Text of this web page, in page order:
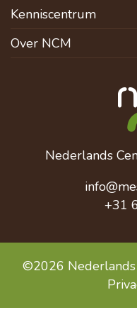
Kenniscentrum
Over NCM
Nederlands
+31
©2026